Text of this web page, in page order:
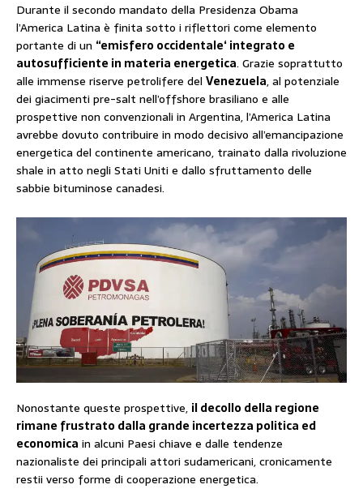
Durante il secondo mandato della Presidenza Obama
l’America Latina è finita sotto i riflettori come elemento
portante di un “emisfero occidentale‘ integrato e
autosufficiente in materia energetica. Grazie soprattutto
alle immense riserve petrolifere del Venezuela, al potenziale
dei giacimenti pre-salt nell’offshore brasiliano e alle
prospettive non convenzionali in Argentina, l’America Latina
avrebbe dovuto contribuire in modo decisivo all’emancipazione
energetica del continente americano, trainato dalla rivoluzione
shale in atto negli Stati Uniti e dallo sfruttamento delle
sabbie bituminose canadesi.
Nonostante queste prospettive, il decollo della regione
rimane frustrato dalla grande incertezza politica ed
economica in alcuni Paesi chiave e dalle tendenze
nazionaliste dei principali attori sudamericani, cronicamente
restii verso forme di cooperazione energetica.